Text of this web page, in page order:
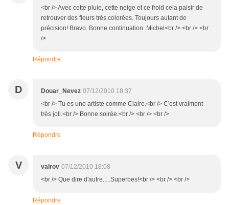
<br /> Avec cette pluie, cette neige et ce froid cela paisir de
retrouver des fleurs très colorées. Toujours autant de
précision! Bravo. Bonne continuation. Michel<br /> <br /> <br
/>
Répondre
D Douar_Nevez 07/12/2010 18:37
<br /> Tu es une artiste comme Claire.<br /> C'est vraiment
très joli.<br /> Bonne soirée.<br /> <br /> <br />
Répondre
V valrov 07/12/2010 18:08
<br /> Que dire d'autre.....Superbes!<br /> <br /> <br />
Répondre